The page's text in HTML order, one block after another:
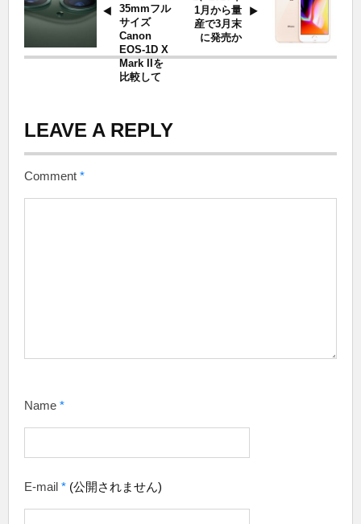
35mmフル
サイズ
Canon
EOS-1D X
Mark IIを
比較して
1月から量
産で3月末
に発売か
LEAVE A REPLY
Comment *
Name *
E-mail * (公開されません)